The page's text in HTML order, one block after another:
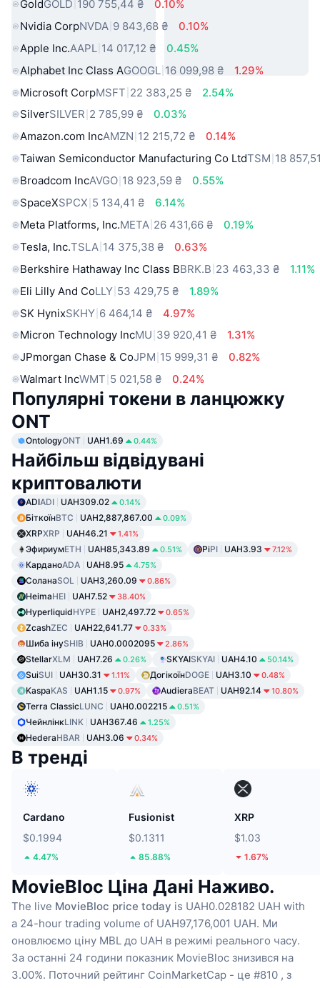
GoldGOLD 190 755,44 ₴
0.10%
Nvidia CorpNVDA 9 843,68 ₴
0.10%
Apple Inc.AAPL 14 017,12 ₴
0.45%
Alphabet Inc Class AGOOGL 16 099,98 ₴
1.29%
Microsoft CorpMSFT 22 383,25 ₴
2.54%
SilverSILVER 2 785,99 ₴
0.03%
Amazon.com IncAMZN 12 215,72 ₴
0.14%
Taiwan Semiconductor Manufacturing Co LtdTSM 18
Broadcom IncAVGO 18 923,59 ₴
0.55%
SpaceXSPCX 5 134,41 ₴
6.14%
Meta Platforms, Inc.META 26 431,66 ₴
0.19%
Tesla, Inc.TSLA 14 375,38 ₴
0.63%
Berkshire Hathaway Inc Class BBRK.B 23 463,33 ₴
1.11%
Eli Lilly And CoLLY 53 429,75 ₴
1.89%
SK HynixSKHY 6 464,14 ₴
4.97%
Micron Technology IncMU 39 920,41 ₴
1.31%
JPmorgan Chase & CoJPM 15 999,31 ₴
0.82%
Walmart IncWMT 5 021,58 ₴ 0.24%
Популярні токени в ланцюжку
ONT
OntologyONT UAH1.69 0.44%
Найбільш відвідувані
криптовалюти
ADIADI UAH309.02 0.14%
БіткоїнBTC UAH2,887,867.00 0.09%
XRPXRP UAH46.21 1.41%
ЭфириумETH UAH85,343.89 0.51% PiPI UAH3.93 7.12%
КарданоADA UAH8.95 4.75%
СоланаSOL UAH3,260.09 0.86%
HeimaHEI UAH7.52 38.40%
HyperliquidHYPE UAH2,497.72 0.65%
ZcashZEC UAH22,641.77 0.33%
Шиба інуSHIB UAH0.0002095 2.86%
StellarXLM UAH7.26 0.26% SKYAISKYAI UAH4.10 50.14%
SuiSUI UAH30.31 1.11% ДогікоїнDOGE UAH3.10 0.48%
KaspaKAS UAH1.15 0.97% AudieraBEAT UAH92.14 10.80%
Terra ClassicLUNC UAH0.002215 0.51%
ЧейнлінкLINK UAH367.46 1.25%
HederaHBAR UAH3.06 0.34%
В тренді
Cardano
$0.1994
4.47%
Fusionist
$0.1311
85.88%
XRP
$1.03
1.67%
MovieBloc Ціна Дані Наживо.
The live MovieBloc price today is UAH0.028182 UAH with
a 24-hour trading volume of UAH97,176,001 UAH. Ми
оновлюємо ціну MBL до UAH в режимі реального часу.
За останні 24 години показник MovieBloc знизився на
3.00%. Поточний рейтинг CoinMarketCap - це #810 , з